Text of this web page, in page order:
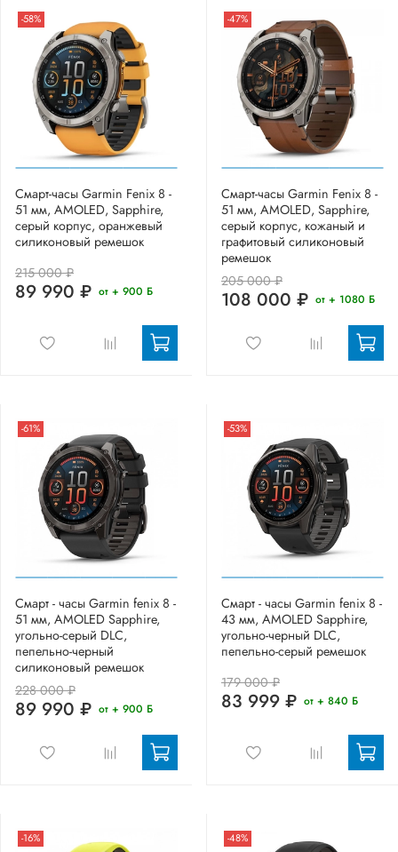
-58%
Смарт-часы Garmin Fenix 8 -
51 мм, AMOLED, Sapphire,
серый корпус, оранжевый
силиконовый ремешок
215 000 ₽
89 990 ₽ от + 900 Б
-47%
Смарт-часы Garmin Fenix 8 -
51 мм, AMOLED, Sapphire,
серый корпус, кожаный и
графитовый силиконовый
ремешок
205 000 ₽
108 000 ₽ от + 1080 Б
-61%
Смарт - часы Garmin fenix 8 -
51 мм, AMOLED Sapphire,
угольно-серый DLC,
пепельно-черный
силиконовый ремешок
228 000 ₽
89 990 ₽ от + 900 Б
-53%
Смарт - часы Garmin fenix 8 -
43 мм, AMOLED Sapphire,
угольно-черный DLC,
пепельно-серый ремешок
179 000 ₽
83 999 ₽ от + 840 Б
-16% -48%